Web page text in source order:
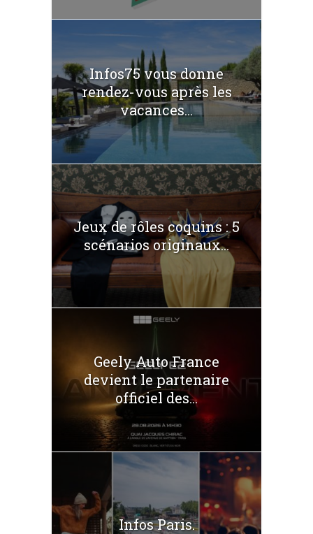
Infos75 vous donne
rendez-vous après les
vacances...
Jeux de rôles coquins : 5
scénarios originaux...
Geely Auto France
devient le partenaire
officiel des...
Infos Paris.